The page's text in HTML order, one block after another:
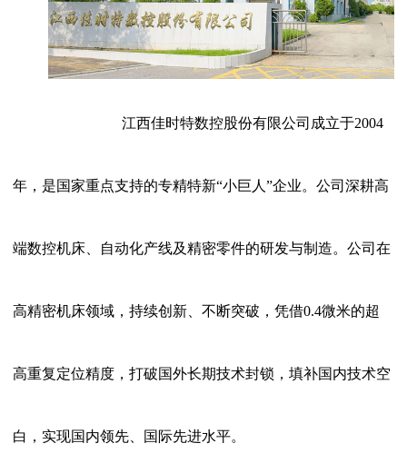
江西佳时特数控股份有限公司成立于2004
年，是国家重点支持的专精特新“小巨人”企业。公司深耕高
端数控机床、自动化产线及精密零件的研发与制造。公司在
高精密机床领域，持续创新、不断突破，凭借0.4微米的超
高重复定位精度，打破国外长期技术封锁，填补国内技术空
白，实现国内领先、国际先进水平。